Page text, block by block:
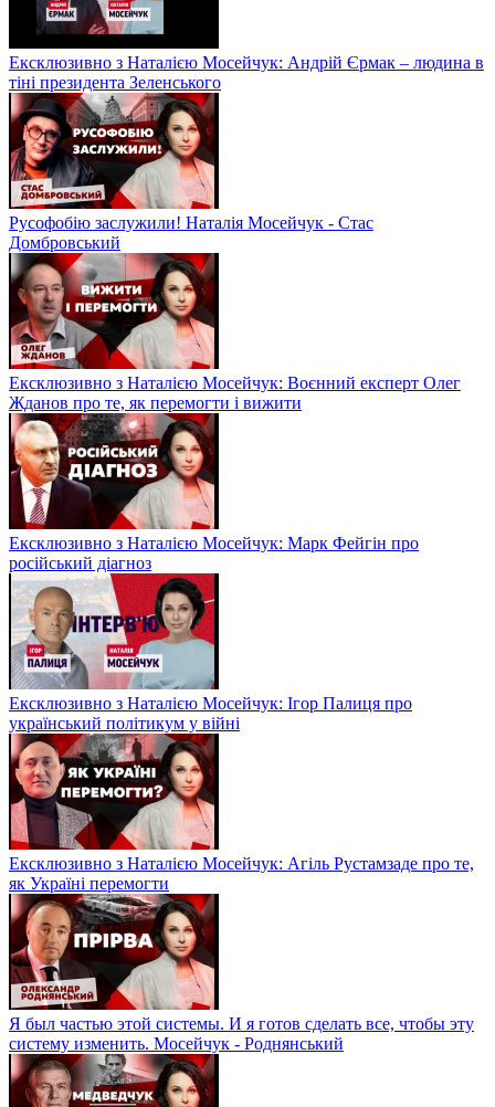
Ексклюзивно з Наталією Мосейчук: Андрій Єрмак – людина в
тіні президента Зеленського
Русофобію заслужили! Наталія Мосейчук - Стас
Домбровський
Ексклюзивно з Наталією Мосейчук: Воєнний експерт Олег
Жданов про те, як перемогти і вижити
Ексклюзивно з Наталією Мосейчук: Марк Фейгін про
російський діагноз
Ексклюзивно з Наталією Мосейчук: Ігор Палиця про
український політикум у війні
Ексклюзивно з Наталією Мосейчук: Агіль Рустамзаде про те,
як Україні перемогти
Я был частью этой системы. И я готов сделать все, чтобы эту
систему изменить. Мосейчук - Роднянський